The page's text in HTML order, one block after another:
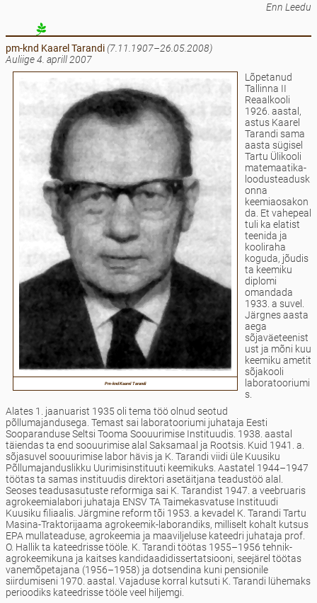
Enn Leedu
pm-knd Kaarel Tarandi(7.11.1907–26.05.2008)
Auliige 4. aprill 2007
Pm-knd Kaarel Tarandi
Lõpetanud
Tallinna II
Reaalkooli
1926. aastal,
astus Kaarel
Tarandi sama
aasta sügisel
Tartu Ülikooli
matemaatika-
loodusteadusk
onna
keemiaosakon
da. Et vahepeal
tuli ka elatist
teenida ja
kooliraha
koguda, jõudis
ta keemiku
diplomi
omandada
1933. a suvel.
Järgnes aasta
aega
sõjaväeteenist
ust ja mõni kuu
keemiku ametit
sõjakooli
laboratooriumi
s.
Alates 1. jaanuarist 1935 oli tema töö olnud seotud
põllumajandusega. Temast sai laboratooriumi juhataja Eesti
Sooparanduse Seltsi Tooma Soouurimise Instituudis. 1938. aastal
täiendas ta end soouurimise alal Saksamaal ja Rootsis. Kuid 1941. a.
sõjasuvel soouurimise labor hävis ja K. Tarandi viidi üle Kuusiku
Põllumajanduslikku Uurimisinstituuti keemikuks. Aastatel 1944–1947
töötas ta samas instituudis direktori asetäitjana teadustöö alal.
Seoses teadusasutuste reformiga sai K. Tarandist 1947. a veebruaris
agrokeemialabori juhataja ENSV TA Taimekasvatuse Instituudi
Kuusiku filiaalis. Järgmine reform tõi 1953. a kevadel K. Tarandi Tartu
Masina-Traktorijaama agrokeemik-laborandiks, milliselt kohalt kutsus
EPA mullateaduse, agrokeemia ja maaviljeluse kateedri juhataja prof.
O. Hallik ta kateedrisse tööle. K. Tarandi töötas 1955–1956 tehnik-
agrokeemikuna ja kaitses kandidaadidissertatsiooni, seejärel töötas
vanemõpetajana (1956–1958) ja dotsendina kuni pensionile
siirdumiseni 1970. aastal. Vajaduse korral kutsuti K. Tarandi lühemaks
perioodiks kateedrisse tööle veel hiljemgi.